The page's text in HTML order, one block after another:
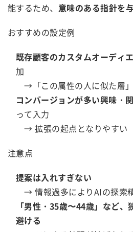
能するため、 意味のある指針を
おすすめの設定例
既存顧客のカスタムオーディ
加
→「この属性の人に似た層
コンバージョンが多い興味・
って入力
→ 拡張の起点となりやすい
注意点
提案は入れすぎない
→ 情報過多によりAIの探索
「男性・35歳〜44歳」など
避ける